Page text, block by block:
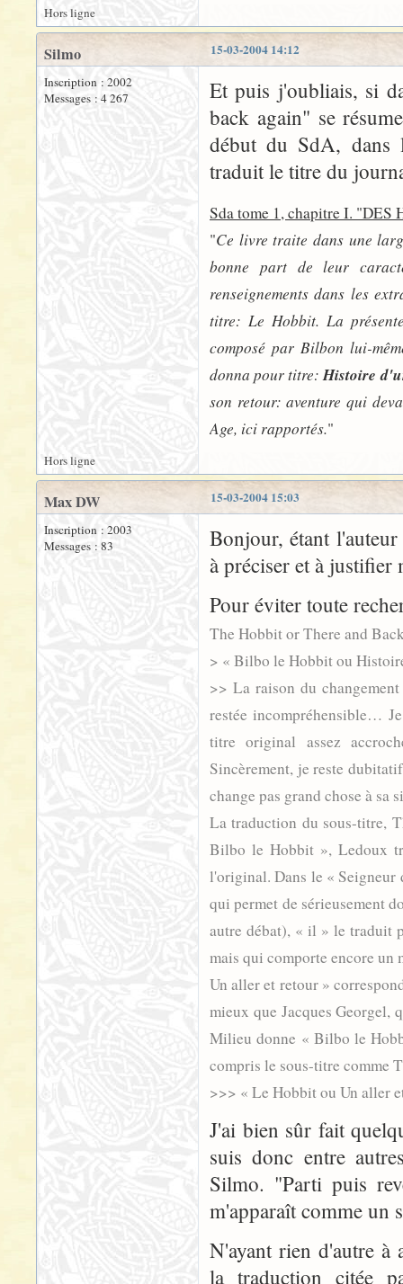
Hors ligne
15-03-2004 14:12
Silmo
Inscription : 2002
Messages : 4 267
Et puis j'oubliais, si
back again" se
début du SdA,
traduit le titre du
Sda tome 1, chapitre I. "DES
"Ce livre traite dans une
bonne part de leur
renseignements dans les
titre: Le Hobbit. La
composé par Bilbon lui-
donna pour titre:Histoire
son retour: aventure qui
Age, ici rapportés."
Hors ligne
15-03-2004 15:03
Max DW
Inscription : 2003
Messages : 83
Bonjour, étant
à préciser et à justifier
Pour éviter toute
The Hobbit or There and
> « Bilbo le Hobbit ou
>> La raison du
restée incompréhensible…
titre original assez
Sincèrement, je reste
change pas grand chose à
La traduction du sous-titre,
Bilbo le Hobbit », Ledoux
l'original. Dans le « Seigneur
qui permet de sérieusement
autre débat), « il » le traduit
mais qui comporte encore
Un aller et retour »
mieux que Jacques Georgel,
Milieu donne « Bilbo le
compris le sous-titre comme
>>> « Le Hobbit ou Un aller
J'ai bien sûr fait
suis donc entre
Silmo. "Parti puis
m'apparaît comme un
N'ayant rien d'autre à
la traduction citée